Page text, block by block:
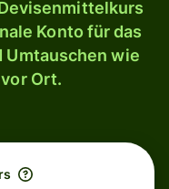
Konto für das
Umtauschen wie
Ort.